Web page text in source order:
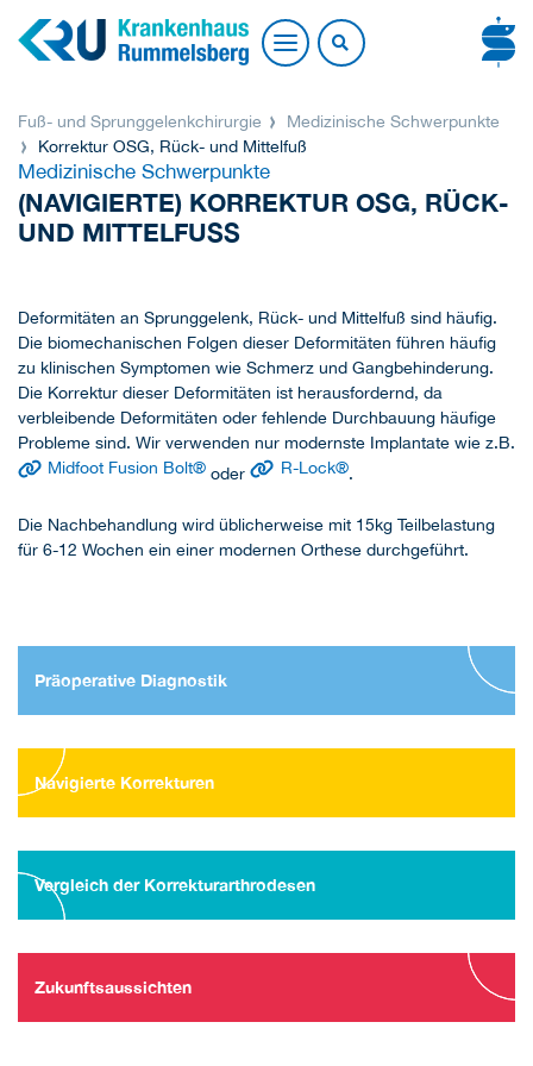
Fuß- und Sprunggelenkchirurgie
Medizinische Schwerpunkte
Korrektur OSG, Rück- und Mittelfuß
Medizinische Schwerpunkte
(NAVIGIERTE) KORREKTUR OSG, RÜCK-
UND MITTELFUSS
Deformitäten an Sprunggelenk, Rück- und Mittelfuß sind häufig.
Die biomechanischen Folgen dieser Deformitäten führen häufig
zu klinischen Symptomen wie Schmerz und Gangbehinderung.
Die Korrektur dieser Deformitäten ist herausfordernd, da
verbleibende Deformitäten oder fehlende Durchbauung häufige
Probleme sind. Wir verwenden nur modernste Implantate wie z.B.
Midfoot Fusion Bolt® oder R-Lock®.
Die Nachbehandlung wird üblicherweise mit 15kg Teilbelastung
für 6-12 Wochen ein einer modernen Orthese durchgeführt.
Präoperative Diagnostik
Navigierte Korrekturen
Vergleich der Korrekturarthrodesen
Zukunftsaussichten